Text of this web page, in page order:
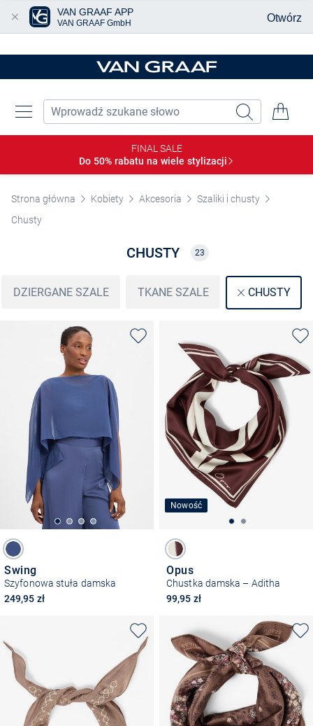
FINAL SALE
Do 50% rabatu na wiele stylizacji
Strona główna Kobiety Akcesoria
Szaliki i chusty
Chusty
CHUSTY 23
DZIERGANE SZALE TKANE SZALE CHUSTY
Swing
Szyfonowa stuła damska
249,95 zł
Nowość
Opus
Chustka damska – Aditha
99,95 zł
VAN GRAAF APP
VAN GRAAF GmbH Otwórz